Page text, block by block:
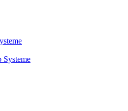
Systeme